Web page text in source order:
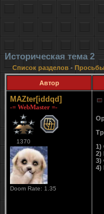
Историческая тема 2
Список разделов-
Автор
MAZter[iddqd]
-= WebMaster =-
1370
Doom Rate: 1.35
1)
2)
3)
4)